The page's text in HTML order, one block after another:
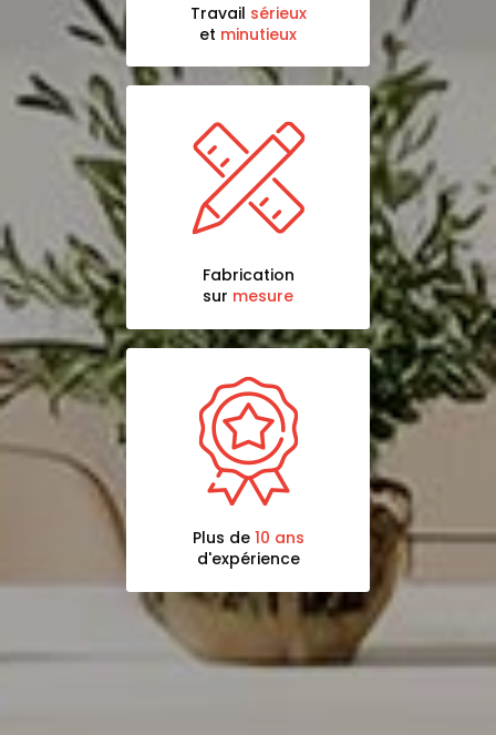
Travail sérieux
et minutieux
Fabrication
sur mesure
Plus de 10 ans
d'expérience